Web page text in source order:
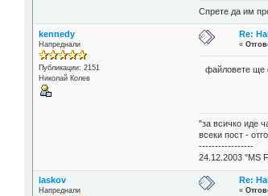
Спрете да им
kennedy
Напреднали
Публикации: 2151
Николай Колев
Re:
«
файловете ще
"за всичко иде
всеки пост -
-----------------
24.12.2003 "MS
laskov
Напреднали
Re:
«